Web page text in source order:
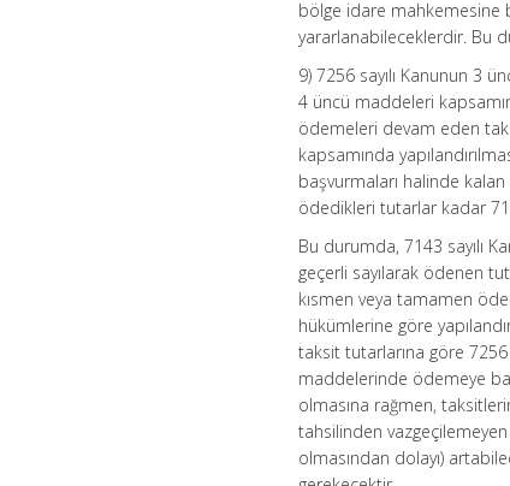
bölge idare mahkemesine
yararlanabileceklerdir. Bu
9) 7256 sayılı Kanunun 3
4 üncü maddeleri
ödemeleri devam eden
kapsamında
başvurmaları halinde
ödedikleri tutarlar kadar
Bu durumda, 7143 sayılı
geçerli sayılarak ödenen
kısmen veya tamamen
hükümlerine göre
taksit tutarlarına göre 7256
maddelerinde ödemeye
olmasına rağmen,
tahsilinden vazgeçilemeyen
olmasından dolayı)